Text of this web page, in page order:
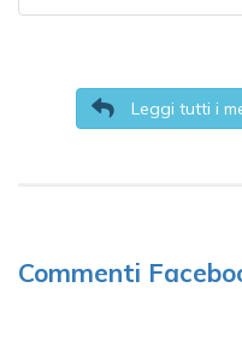
Leggi tutti i
Commenti